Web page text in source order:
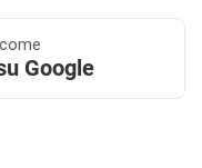
Google